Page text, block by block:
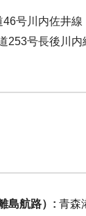
46号川内佐井線
253号長後川
島航路）: 青森